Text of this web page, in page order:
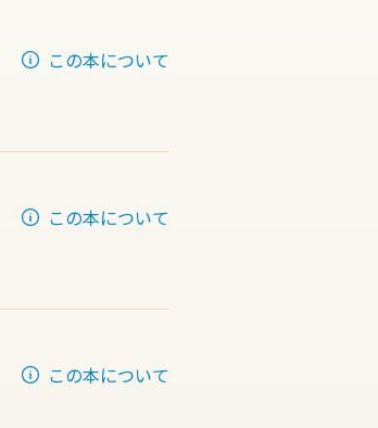
この本について
この本について
この本について